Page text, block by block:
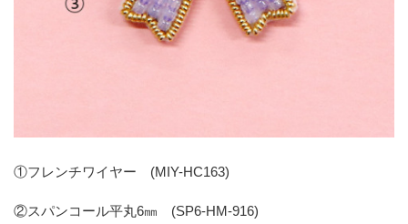
①フレンチワイヤー (MIY-HC163)
②スパンコール平丸6㎜ (SP6-HM-916)